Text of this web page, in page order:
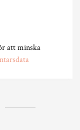
att minska